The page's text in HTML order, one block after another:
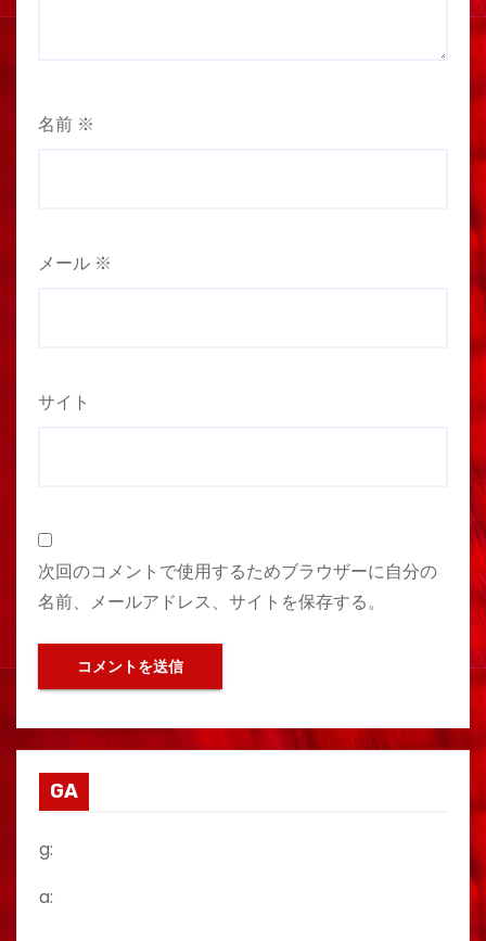
名前 ※
メール ※
サイト
次回のコメントで使用するためブラウザーに自分の
名前、メールアドレス、サイトを保存する。
GA
g:
a: